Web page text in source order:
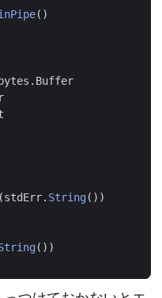
()
bytes . Buffer
(stdErr. String())
())